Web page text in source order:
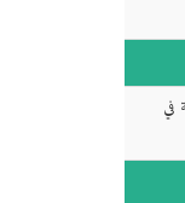
في